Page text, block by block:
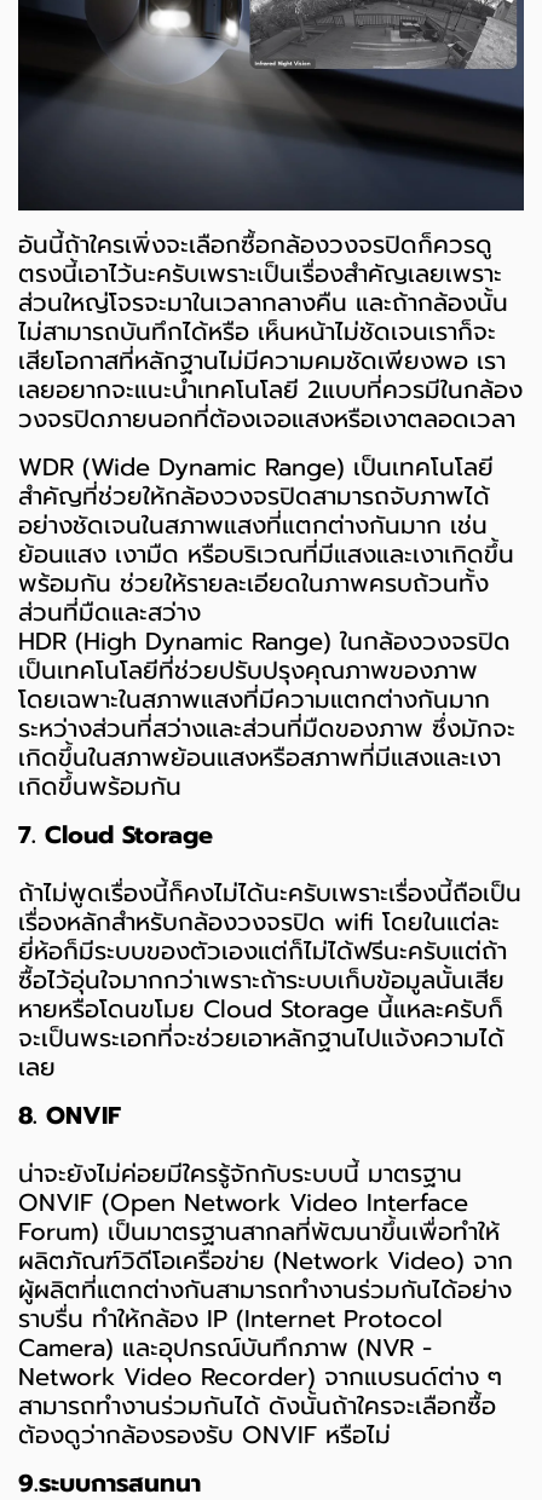
อันนี้ถ้าใครเพิ่งจะเลือกซื้อกล้องวงจรปิดก็ควรดู
ตรงนี้เอาไว้นะครับเพราะเป็นเรื่องสำคัญเลยเพราะ
ส่วนใหญ่โจรจะมาในเวลากลางคืน และถ้ากล้องนั้น
ไม่สามารถบันทึกได้หรือ เห็นหน้าไม่ชัดเจนเราก็จะ
เสียโอกาสที่หลักฐานไม่มีความคมชัดเพียงพอ เรา
เลยอยากจะแนะนำเทคโนโลยี 2แบบที่ควรมีในกล้อง
วงจรปิดภายนอกที่ต้องเจอแสงหรือเงาตลอดเวลา
WDR (Wide Dynamic Range) เป็นเทคโนโลยี
สำคัญที่ช่วยให้กล้องวงจรปิดสามารถจับภาพได้
อย่างชัดเจนในสภาพแสงที่แตกต่างกันมาก เช่น
ย้อนแสง เงามืด หรือบริเวณที่มีแสงและเงาเกิดขึ้น
พร้อมกัน ช่วยให้รายละเอียดในภาพครบถ้วนทั้ง
ส่วนที่มืดและสว่าง
HDR (High Dynamic Range) ในกล้องวงจรปิด
เป็นเทคโนโลยีที่ช่วยปรับปรุงคุณภาพของภาพ
โดยเฉพาะในสภาพแสงที่มีความแตกต่างกันมาก
ระหว่างส่วนที่สว่างและส่วนที่มืดของภาพ ซึ่งมักจะ
เกิดขึ้นในสภาพย้อนแสงหรือสภาพที่มีแสงและเงา
เกิดขึ้นพร้อมกัน
7. Cloud Storage
ถ้าไม่พูดเรื่องนี้ก็คงไม่ได้นะครับเพราะเรื่องนี้ถือเป็น
เรื่องหลักสำหรับกล้องวงจรปิด wifi โดยในแต่ละ
ยี่ห้อก็มีระบบของตัวเองแต่ก็ไม่ได้ฟรีนะครับแต่ถ้า
ซื้อไว้อุ่นใจมากกว่าเพราะถ้าระบบเก็บข้อมูลนั้นเสีย
หายหรือโดนขโมย Cloud Storage นี้แหละครับก็
จะเป็นพระเอกที่จะช่วยเอาหลักฐานไปแจ้งความได้
เลย
8. ONVIF
น่าจะยังไม่ค่อยมีใครรู้จักกับระบบนี้ มาตรฐาน
ONVIF (Open Network Video Interface
Forum) เป็นมาตรฐานสากลที่พัฒนาขึ้นเพื่อทำให้
ผลิตภัณฑ์วิดีโอเครือข่าย (Network Video) จาก
ผู้ผลิตที่แตกต่างกันสามารถทำงานร่วมกันได้อย่าง
ราบรื่น ทำให้กล้อง IP (Internet Protocol
Camera) และอุปกรณ์บันทึกภาพ (NVR -
Network Video Recorder) จากแบรนด์ต่าง ๆ
สามารถทำงานร่วมกันได้ ดังนั้นถ้าใครจะเลือกซื้อ
ต้องดูว่ากล้องรองรับ ONVIF หรือไม่
9.ระบบการสนทนา